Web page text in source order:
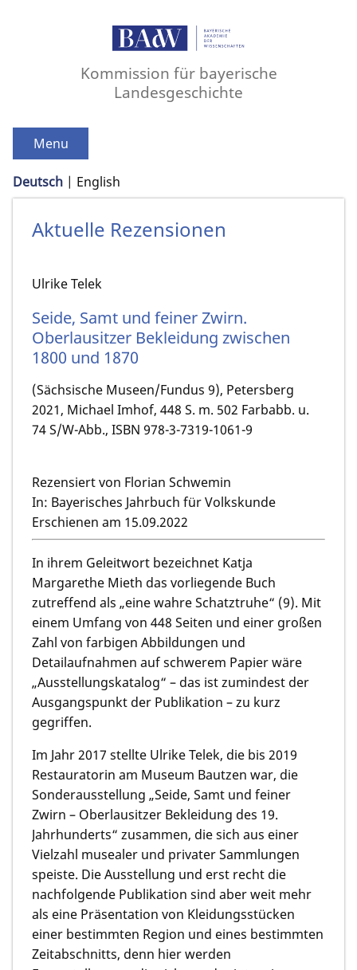
Kommission für bayerische
Landesgeschichte
Menu
Deutsch English
Aktuelle Rezensionen
Ulrike Telek
Seide, Samt und feiner Zwirn.
Oberlausitzer Bekleidung zwischen
1800 und 1870
(Sächsische Museen/Fundus 9), Petersberg
2021, Michael Imhof, 448 S. m. 502 Farbabb. u.
74 S/W-Abb., ISBN 978-3-7319-1061-9
Rezensiert von Florian Schwemin
In: Bayerisches Jahrbuch für Volkskunde
Erschienen am 15.09.2022
In ihrem Geleitwort bezeichnet Katja
Margarethe Mieth das vorliegende Buch
zutreffend als „eine wahre Schatztruhe“ (9). Mit
einem Umfang von 448 Seiten und einer großen
Zahl von farbigen Abbildungen und
Detailaufnahmen auf schwerem Papier wäre
„Ausstellungskatalog“ – das ist zumindest der
Ausgangspunkt der Publikation – zu kurz
gegriffen.
Im Jahr 2017 stellte Ulrike Telek, die bis 2019
Restauratorin am Museum Bautzen war, die
Sonderausstellung „Seide, Samt und feiner
Zwirn – Oberlausitzer Bekleidung des 19.
Jahrhunderts“ zusammen, die sich aus einer
Vielzahl musealer und privater Sammlungen
speiste. Die Ausstellung und erst recht die
nachfolgende Publikation sind aber weit mehr
als eine Präsentation von Kleidungsstücken
einer bestimmten Region und eines bestimmten
Zeitabschnitts, denn hier werden